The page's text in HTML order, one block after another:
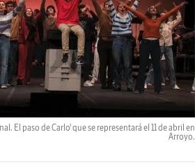
El paso de Carlo' que se representará el 11 de abril en
Arroyo.